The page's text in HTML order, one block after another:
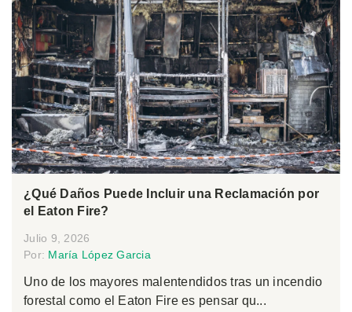
¿Qué Daños Puede Incluir una Reclamación por
el Eaton Fire?
Julio 9, 2026
Por: María López Garcia
Uno de los mayores malentendidos tras un incendio
forestal como el Eaton Fire es pensar qu...